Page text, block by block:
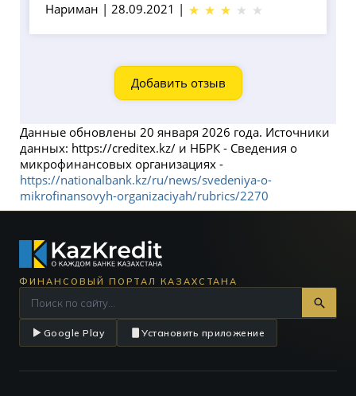
Нариман | 28.09.2021 |
Добавить отзыв
Данные обновлены 20 января 2026 года. Источники
данных: https://creditex.kz/ и НБРК - Сведения о
микрофинансовых организациях -
https://nationalbank.kz/ru/news/svedeniya-o-
mikrofinansovyh-organizaciyah/rubrics/2270
ФИНАНСОВЫЙ ПОРТАЛ КАЗАХСТАНА
Google Play Установить приложение